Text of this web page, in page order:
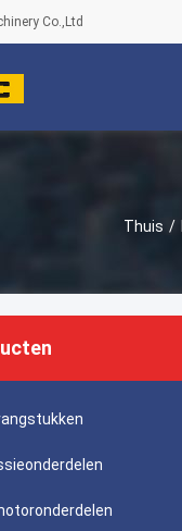
Co.,Ltd
Thuis /